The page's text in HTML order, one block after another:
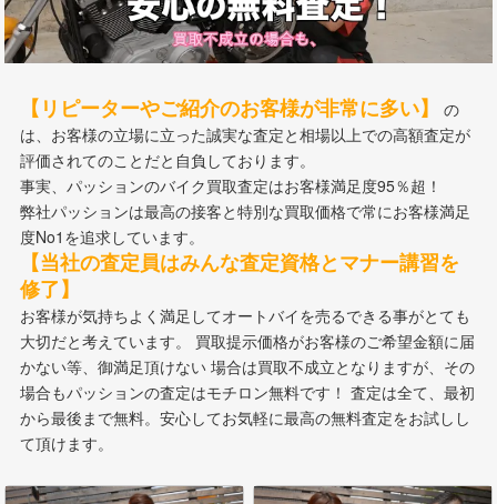
【リピーターやご紹介のお客様が非常に多い】
は、お客様の立場に立った誠実な査定と相場以上での高額査定が
評価されてのことだと自負しております。
事実、パッションのバイク買取査定はお客様満足度95％超！
弊社パッションは最高の接客と特別な買取価格で常にお客様満足
度No1を追求しています。
【当社の査定員はみんな査定資格とマナー講習を
修了】
お客様が気持ちよく満足してオートバイを売るできる事がとても
大切だと考えています。 買取提示価格がお客様のご希望金額に届
かない等、御満足頂けない 場合は買取不成立となりますが、その
場合もパッションの査定はモチロン無料です！ 査定は全て、最初
から最後まで無料。安心してお気軽に最高の無料査定をお試しし
て頂けます。